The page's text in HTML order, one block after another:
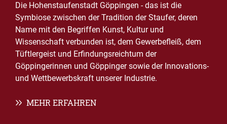
Die Hohenstaufenstadt Göppingen - das ist die
Symbiose zwischen der Tradition der Staufer, deren
Name mit den Begriffen Kunst, Kultur und
Wissenschaft verbunden ist, dem Gewerbefleiß, dem
Tüftlergeist und Erfindungsreichtum der
Göppingerinnen und Göppinger sowie der Innovations-
und Wettbewerbskraft unserer Industrie.
MEHR ERFAHREN